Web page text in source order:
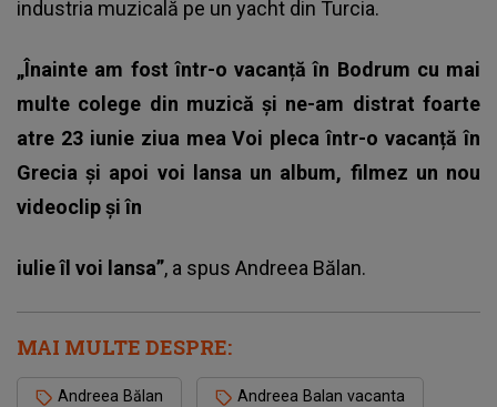
industria muzicală pe un yacht din Turcia.
„Înainte am fost într-o vacanță în Bodrum cu mai
multe colege din muzică și ne-am distrat foarte
atre 23 iunie ziua mea Voi pleca într-o vacanță în
Grecia și apoi voi lansa un album, filmez un nou
videoclip și în
iulie îl voi lansa”, a spus Andreea Bălan.
MAI MULTE DESPRE:
Andreea Bălan Andreea Balan vacanta